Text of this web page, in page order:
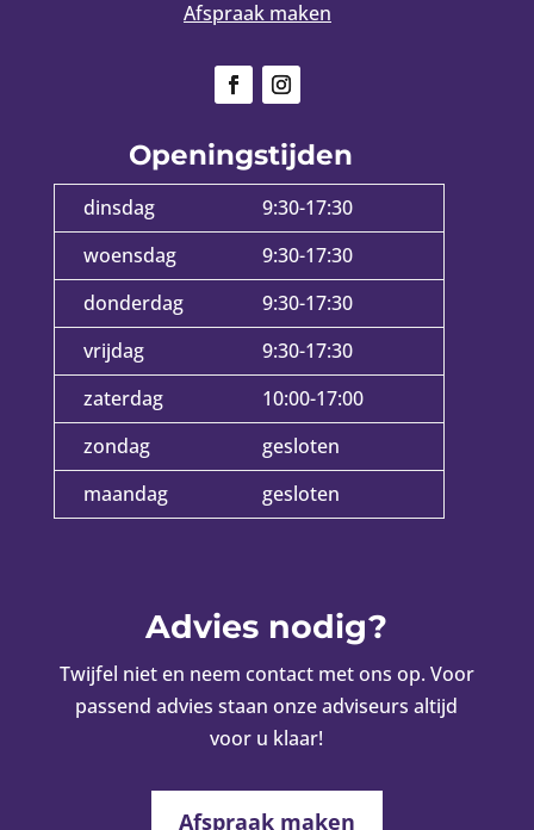
Afspraak maken
Openingstijden
dinsdag
9:30-17:30
woensdag
9:30-17:30
donderdag
9:30-17:30
vrijdag
9:30-17:30
zaterdag
10:00-17:00
zondag
gesloten
maandag
gesloten
Advies nodig?
Twijfel niet en neem contact met ons op. Voor
passend advies staan onze adviseurs altijd
voor u klaar!
Afspraak maken